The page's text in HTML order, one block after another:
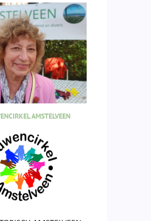
AMSTELVEEN